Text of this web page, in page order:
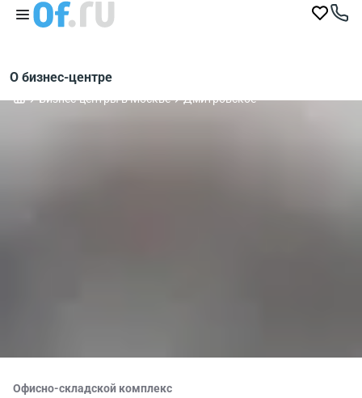
О бизнес-центре
Бизнес-центры в Москве Дмитровское
Офисно-складской комплекс